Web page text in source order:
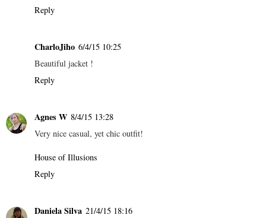
Reply
CharloJiho 6/4/15 10:25
Beautiful jacket !
Reply
Agnes W 8/4/15 13:28
Very nice casual, yet chic outfit!
House of Illusions
Reply
Daniela Silva 21/4/15 18:16